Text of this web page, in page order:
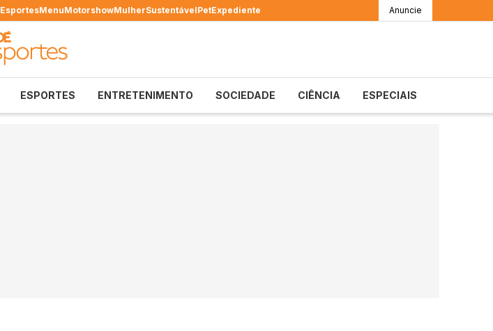
EsportesMenuMotorshowMulherSustentávelPetExpediente Anuncie
ESPORTES ENTRETENIMENTO SOCIEDADE CIÊNCIA ESPECIAIS